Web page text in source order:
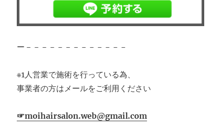
ー－－－－－－－－－－－－－
※1人営業で施術を行っている為、
事業者の方はメールをご利用ください
☞moihairsalon.web@gmail.com